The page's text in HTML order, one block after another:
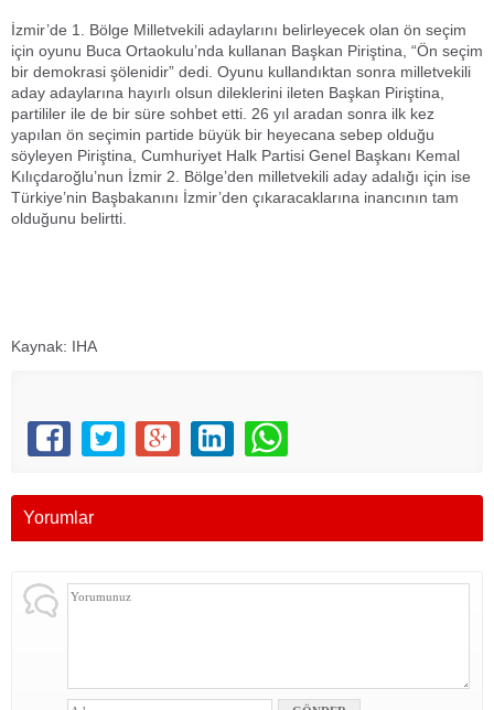
İzmir’de 1. Bölge Milletvekili adaylarını belirleyecek olan ön seçim
için oyunu Buca Ortaokulu’nda kullanan Başkan Piriştina, “Ön seçim
bir demokrasi şölenidir” dedi. Oyunu kullandıktan sonra milletvekili
aday adaylarına hayırlı olsun dileklerini ileten Başkan Piriştina,
partililer ile de bir süre sohbet etti. 26 yıl aradan sonra ilk kez
yapılan ön seçimin partide büyük bir heyecana sebep olduğu
söyleyen Piriştina, Cumhuriyet Halk Partisi Genel Başkanı Kemal
Kılıçdaroğlu’nun İzmir 2. Bölge’den milletvekili aday adalığı için ise
Türkiye’nin Başbakanını İzmir’den çıkaracaklarına inancının tam
olduğunu belirtti.
Kaynak: IHA
Yorumlar